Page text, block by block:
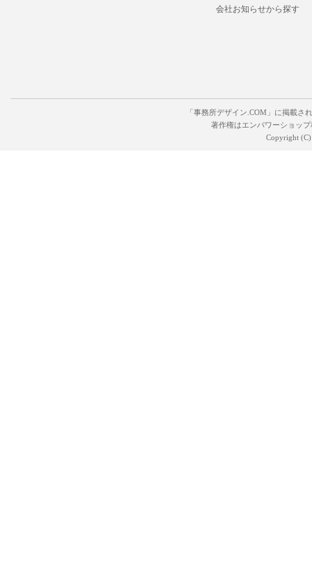
会社お知らせから探す
「事務所デザイン.COM」に掲載さ
著作権はエンパワーショッ
Copyright